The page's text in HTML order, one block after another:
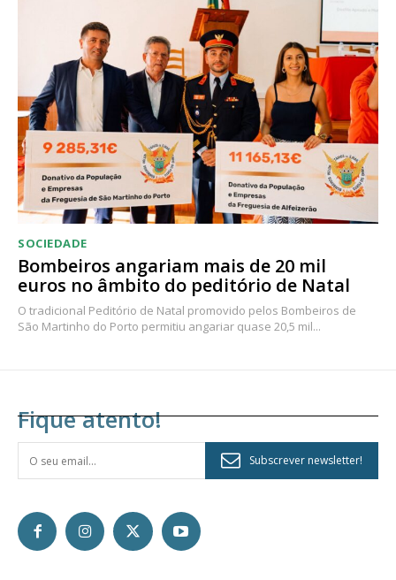
SOCIEDADE
Bombeiros angariam mais de 20 mil
euros no âmbito do peditório de Natal
O tradicional Peditório de Natal promovido pelos Bombeiros de
São Martinho do Porto permitiu angariar quase 20,5 mil...
Fique atento!
Subscrever newsletter!